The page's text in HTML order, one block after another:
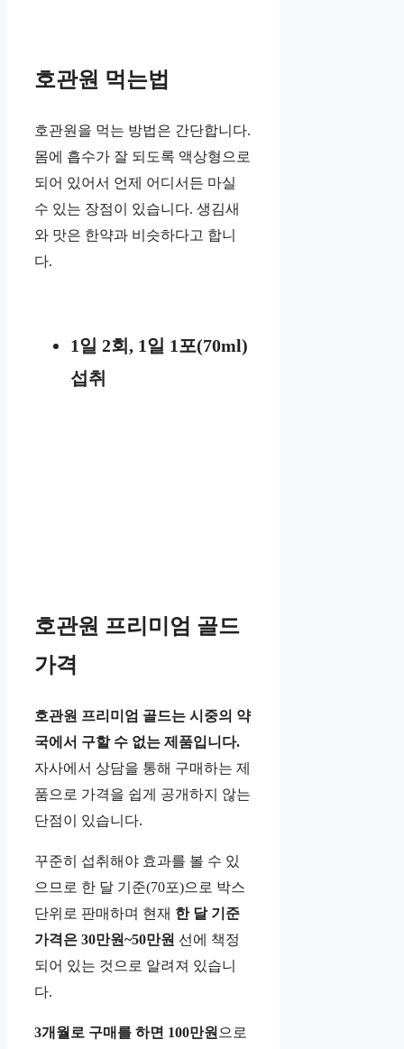
호관원 먹는법
호관원을 먹는 방법은 간단합니다.
몸에 흡수가 잘 되도록 액상형으로
되어 있어서 언제 어디서든 마실
수 있는 장점이 있습니다. 생김새
와 맛은 한약과 비슷하다고 합니
다.
1일 2회, 1일 1포(70ml)
섭취
호관원 프리미엄 골드
가격
호관원 프리미엄 골드는 시중의 약
국에서 구할 수 없는 제품입니다.
자사에서 상담을 통해 구매하는 제
품으로 가격을 쉽게 공개하지 않는
단점이 있습니다.
꾸준히 섭취해야 효과를 볼 수 있
으므로 한 달 기준(70포)으로 박스
단위로 판매하며 현재 한 달 기준
가격은 30만원~50만원 선에 책정
되어 있는 것으로 알려져 있습니
다.
3개월로 구매를 하면 100만원 으로